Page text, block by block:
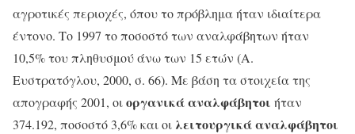
αγροτικές περιοχές, όπου το πρόβλημα ήταν ιδιαίτερα
έντονο. Το 1997 το ποσοστό των αναλφάβητων ήταν
10,5% του πληθυσμού άνω των 15 ετών (Α.
Ευστρατόγλου, 2000, σ. 66). Με βάση τα στοιχεία της
απογραφής 2001, οιοργανικά αναλφάβητοι ήταν
374.192, ποσοστό 3,6% και οι λειτουργικά αναλφάβητοι